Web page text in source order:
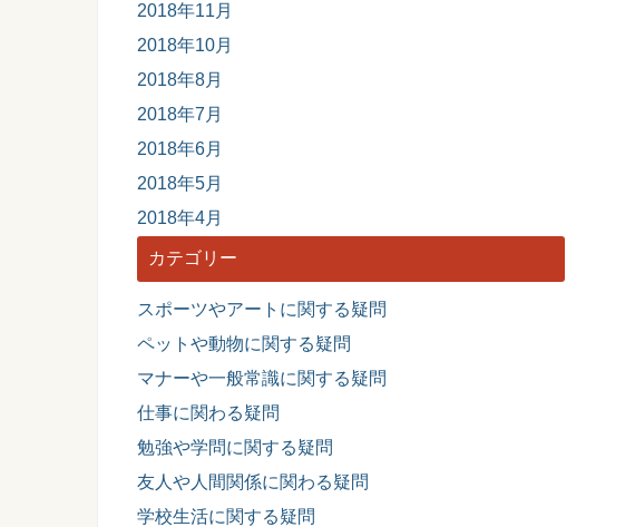
2018年11月
2018年10月
2018年8月
2018年7月
2018年6月
2018年5月
2018年4月
カテゴリー
スポーツやアートに関する疑問
ペットや動物に関する疑問
マナーや一般常識に関する疑問
仕事に関わる疑問
勉強や学問に関する疑問
友人や人間関係に関わる疑問
学校生活に関する疑問